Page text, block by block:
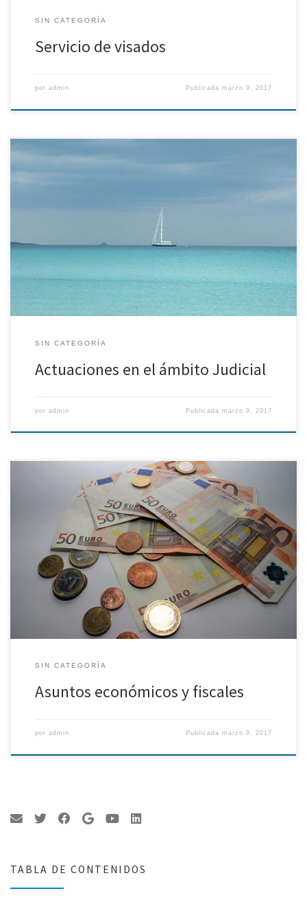
SIN CATEGORÍA
Servicio de visados
por admin Publicadamarzo 9, 2017
En relación con las actuaciones jurídicas llevadas a cabo durante el
año 2016, en nombre de las Instituciones, se desarrollaron las
siguientes: Recurso contencioso-administrativo Núm. 158/11
seguido ante la Sala de lo Contencioso-Administrativo del Tribunal
Supremo, interpuesto el 03-02-2011 frente al Acuerdo del consejo
de Ministros de 12-11-2010 por el […]
SIN CATEGORÍA
Actuaciones en el ámbito Judicial
por admin Publicadamarzo 9, 2017
Durante 2016 la Comisión ha llevado a cabo las siguientes tareas:
Seguimiento de la evolución de los resultados del año en curso
frente a los presupuestos, con especial énfasis en la optimización
de Ingresos y reducción de Gastos. Seguimiento del Comité de
Inversiones para evaluar la evolución de la inversión […]
SIN CATEGORÍA
Asuntos económicos y fiscales
por admin Publicadamarzo 9, 2017
TABLA DE CONTENIDOS